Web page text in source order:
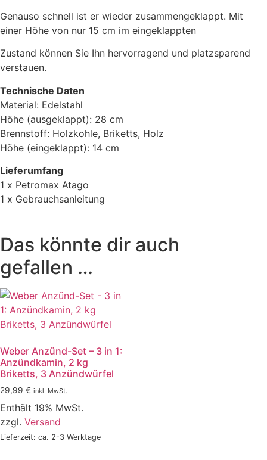
Genauso schnell ist er wieder zusammengeklappt. Mit
einer Höhe von nur 15 cm im eingeklappten
Zustand können Sie Ihn hervorragend und platzsparend
verstauen.
Technische Daten
Material: Edelstahl
Höhe (ausgeklappt): 28 cm
Brennstoff: Holzkohle, Briketts, Holz
Höhe (eingeklappt): 14 cm
Lieferumfang
1 x Petromax Atago
1 x Gebrauchsanleitung
Das könnte dir auch
gefallen …
Weber Anzünd-Set – 3 in 1:
Anzündkamin, 2 kg
Briketts, 3 Anzündwürfel
29,99 € inkl. MwSt.
Enthält 19% MwSt.
zzgl. Versand
Lieferzeit: ca. 2-3 Werktage